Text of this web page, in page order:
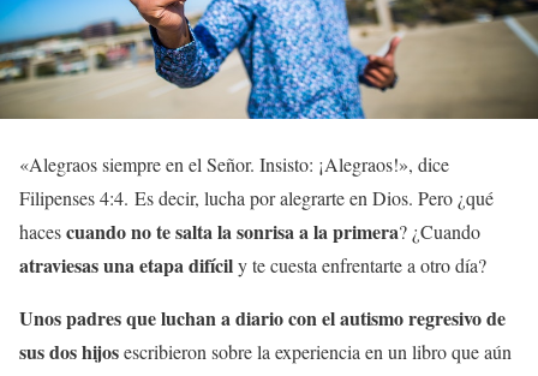
«Alegraos siempre en el Señor. Insisto: ¡Alegraos!», dice
Filipenses 4:4. Es decir, lucha por alegrarte en Dios. Pero ¿qué
hacescuando no te salta la sonrisa a la primera? ¿Cuando
atraviesas una etapa difícily te cuesta enfrentarte a otro día?
Unos padres que luchan a diario con el autismo regresivo de
sus dos hijosescribieron sobre la experiencia en un libro que aún